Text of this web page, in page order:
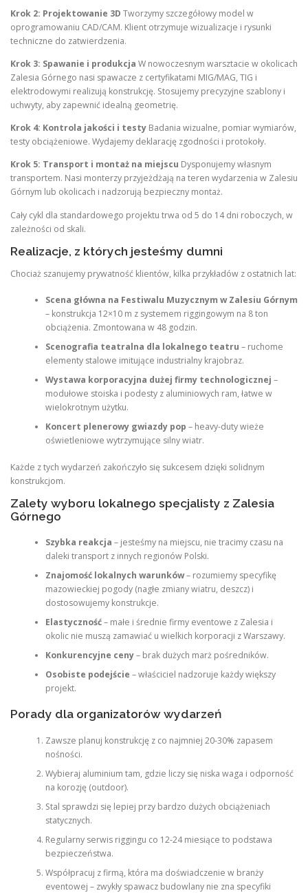
Krok 2: Projektowanie 3D Tworzymy szczegółowy model w
oprogramowaniu CAD/CAM. Klient otrzymuje wizualizacje i rysunki
techniczne do zatwierdzenia.
Krok 3: Spawanie i produkcja W nowoczesnym warsztacie w okolicach
Zalesia Górnego nasi spawacze z certyfikatami MIG/MAG, TIG i
elektrodowymi realizują konstrukcję. Stosujemy precyzyjne szablony i
uchwyty, aby zapewnić idealną geometrię.
Krok 4: Kontrola jakości i testy Badania wizualne, pomiar wymiarów,
testy obciążeniowe. Wydajemy deklarację zgodności i protokoły.
Krok 5: Transport i montaż na miejscu Dysponujemy własnym
transportem. Nasi monterzy przyjeżdżają na teren wydarzenia w Zalesiu
Górnym lub okolicach i nadzorują bezpieczny montaż.
Cały cykl dla standardowego projektu trwa od 5 do 14 dni roboczych, w
zależności od skali.
Realizacje, z których jesteśmy dumni
Chociaż szanujemy prywatność klientów, kilka przykładów z ostatnich lat:
Scena główna na Festiwalu Muzycznym w Zalesiu Górnym
– konstrukcja 12×10 m z systemem riggingowym na 8 ton
obciążenia. Zmontowana w 48 godzin.
Scenografia teatralna dla lokalnego teatru – ruchome
elementy stalowe imitujące industrialny krajobraz.
Wystawa korporacyjna dużej firmy technologicznej –
modułowe stoiska i podesty z aluminiowych ram, łatwe w
wielokrotnym użytku.
Koncert plenerowy gwiazdy pop – heavy-duty wieże
oświetleniowe wytrzymujące silny wiatr.
Każde z tych wydarzeń zakończyło się sukcesem dzięki solidnym
konstrukcjom.
Zalety wyboru lokalnego specjalisty z Zalesia
Górnego
Szybka reakcja – jesteśmy na miejscu, nie tracimy czasu na
daleki transport z innych regionów Polski.
Znajomość lokalnych warunków– rozumiemy specyfikę
mazowieckiej pogody (nagłe zmiany wiatru, deszcz) i
dostosowujemy konstrukcje.
Elastyczność– małe i średnie firmy eventowe z Zalesia i
okolic nie muszą zamawiać u wielkich korporacji z Warszawy.
Konkurencyjne ceny– brak dużych marż pośredników.
Osobiste podejście – właściciel nadzoruje każdy większy
projekt.
Porady dla organizatorów wydarzeń
Zawsze planuj konstrukcję z co najmniej 20-30% zapasem
nośności.
Wybieraj aluminium tam, gdzie liczy się niska waga i odporność
na korozję (outdoor).
Stal sprawdzi się lepiej przy bardzo dużych obciążeniach
statycznych.
Regularny serwis riggingu co 12-24 miesiące to podstawa
bezpieczeństwa.
Współpracuj z firmą, która ma doświadczenie w branży
eventowej – zwykły spawacz budowlany nie zna specyfiki